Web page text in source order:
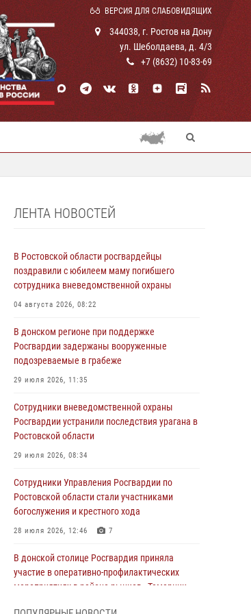
ВЕРСИЯ ДЛЯ СЛАБОВИДЯЩИХ
344038, г. Ростов на Дону
ул. Шеболдаева, д. 4/3
+7 (8632) 10-83-69
ЛЕНТА НОВОСТЕЙ
В Ростовской области росгвардейцы
поздравили с юбилеем маму погибшего
сотрудника вневедомственной охраны
04 августа 2026, 08:22
В донском регионе при поддержке
Росгвардии задержаны вооруженные
подозреваемые в грабеже
29 июля 2026, 11:35
Сотрудники вневедомственной охраны
Росгвардии устранили последствия урагана в
Ростовской области
29 июля 2026, 08:34
Сотрудники Управления Росгвардии по
Ростовской области стали участниками
богослужения и крестного хода
28 июля 2026, 12:46 7
В донской столице Росгвардия приняла
участие в оперативно-профилактических
мероприятиях в районе рынков «Темерник»